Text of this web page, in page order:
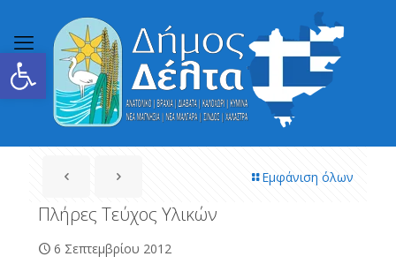
Ανοίξτε τη γραμμή εργαλείων
Εμφάνιση όλων
Πλήρες Τεύχος Υλικών
6 Σεπτεμβρίου 2012